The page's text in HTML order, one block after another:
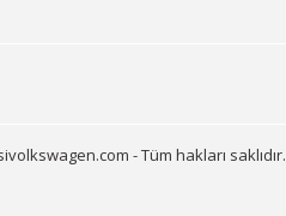
- Tüm hakları saklıdır.